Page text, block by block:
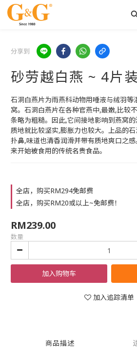
分享到
砂劳越白燕 ~ 4片装
石洞白燕片为雨燕科动物用唾液与绒羽等
窝。石洞白燕片在各种官燕中,最嫩,比较
条略为粗糙。因此,它间接地影响到燕窝
质地就比较坚实,膨胀力也较大。上品的
扑鼻,味道也清香润滑并带有质地爽口之
来开始被食用的传统名贵食品。
全店，购买RM294免邮费
全店，购买RM20或以上~免邮费！
RM239.00
数量
加入购物车
加入追踪清单
商品描述